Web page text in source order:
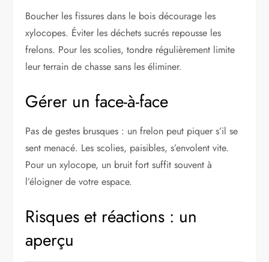
Boucher les fissures dans le bois décourage les
xylocopes. Éviter les déchets sucrés repousse les
frelons. Pour les scolies, tondre régulièrement limite
leur terrain de chasse sans les éliminer.
Gérer un face-à-face
Pas de gestes brusques : un frelon peut piquer s’il se
sent menacé. Les scolies, paisibles, s’envolent vite.
Pour un xylocope, un bruit fort suffit souvent à
l’éloigner de votre espace.
Risques et réactions : un
aperçu